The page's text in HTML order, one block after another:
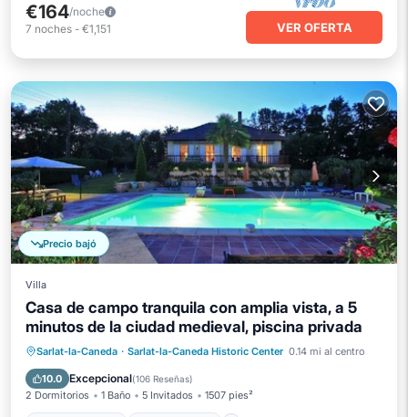
€164/noche
7 noches - €1,151 VER OFERTA
Precio bajó
Villa
Casa de campo tranquila con amplia vista, a 5
minutos de la ciudad medieval, piscina privada
Sarlat-la-Caneda · Sarlat-la-Caneda Historic Center 0.14 mi al centro
10.0 Excepcional(106 Reseñas)
2 Dormitorios 1 Baño 5 Invitados 1507 pies²
Piscina privada
Aparcamiento
Piscina
Balcón/Terraza